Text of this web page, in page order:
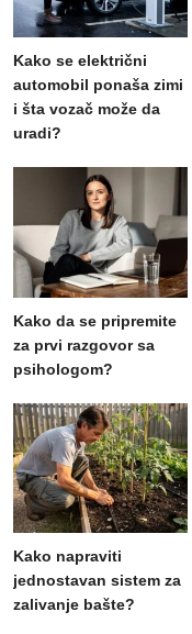
Kako se električni
automobil ponaša zimi
i šta vozač može da
uradi?
Kako da se pripremite
za prvi razgovor sa
psihologom?
Kako napraviti
jednostavan sistem za
zalivanje bašte?